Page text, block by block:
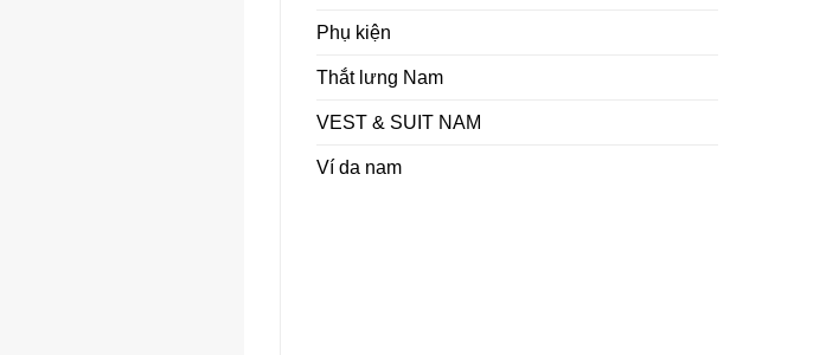
Phụ kiện
Thắt lưng Nam
VEST & SUIT NAM
Ví da nam